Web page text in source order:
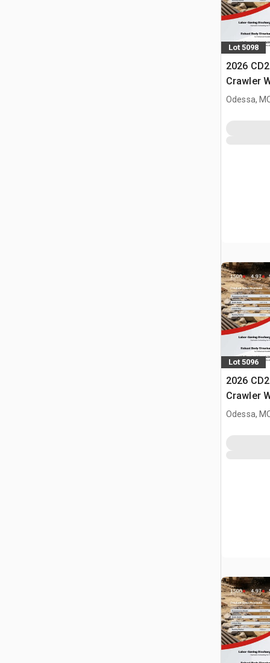
Lot 5098
2026
Crawler
Odessa,
Lot 5096
2026
Crawler
Odessa,